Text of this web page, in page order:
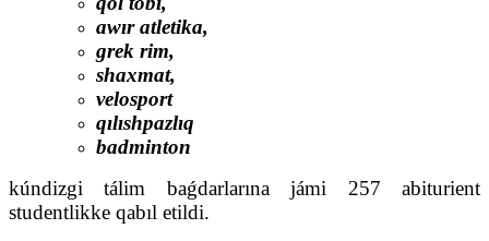
awır atletika,
grek rim,
shaxmat,
velosport
qılıshpazlıq
badminton
kúndizgi tálim baǵdarlarına jámi 257 abiturient
studentlikke qabıl etildi.